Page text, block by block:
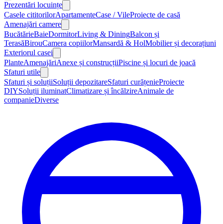
Prezentări locuințe
Casele cititorilorApartamenteCase / VileProiecte de casă
Amenajări camere
BucătărieBaieDormitorLiving & DiningBalcon și
TerasăBirouCamera copiilorMansardă & HolMobilier și decorațiuni
Exteriorul casei
PlanteAmenajăriAnexe și construcțiiPiscine și locuri de joacă
Sfaturi utile
Sfaturi și soluțiiSoluții depozitareSfaturi curățenieProiecte
DIYSoluții iluminatClimatizare și încălzireAnimale de
companieDiverse